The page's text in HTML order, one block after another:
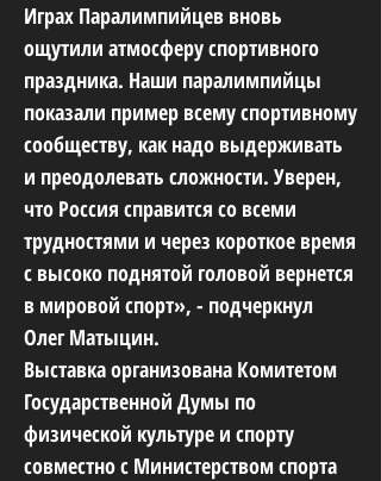
Играх Паралимпийцев вновь
ощутили атмосферу спортивного
праздника. Наши паралимпийцы
показали пример всему спортивному
сообществу, как надо выдерживать
и преодолевать сложности. Уверен,
что Россия справится со всеми
трудностями и через короткое время
с высоко поднятой головой вернется
в мировой спорт», - подчеркнул
Олег Матыцин.
Выставка организована Комитетом
Государственной Думы по
физической культуре и спорту
совместно с Министерством спорта